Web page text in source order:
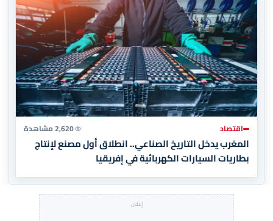
اقتصاد 2,620 مشاهدة
المغرب يدخل التاريخ الصناعي.. انطلاق أول مصنع لإنتاج
بطاريات السيارات الكهربائية في إفريقيا